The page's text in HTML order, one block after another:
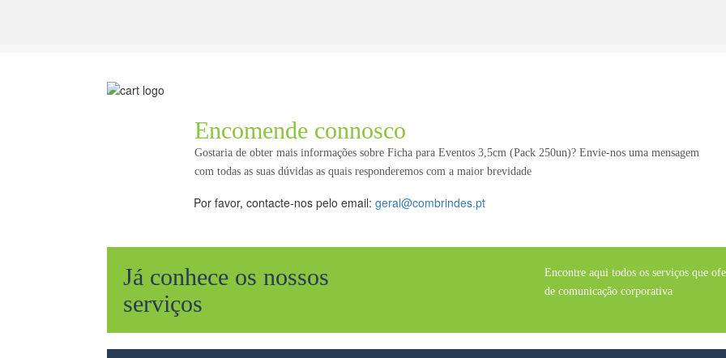
Encomende connosco
Gostaria de obter mais informações sobre Ficha para Eventos 3,5cm (Pack 250un)? Envie-nos uma mensagem
com todas as suas dúvidas as quais responderemos com a maior brevidade
Por favor, contacte-nos pelo email: geral@combrindes.pt
Já conhece os nossos
serviços
Encontre aqui todos os serviços que
de comunicação corporativa